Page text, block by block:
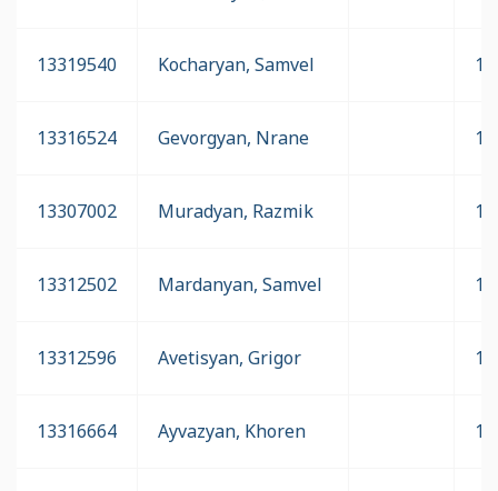
13319540 Kocharyan, Samvel
13316524 Gevorgyan, Nrane
13307002 Muradyan, Razmik
13312502 Mardanyan, Samvel
13312596 Avetisyan, Grigor
13316664 Ayvazyan, Khoren